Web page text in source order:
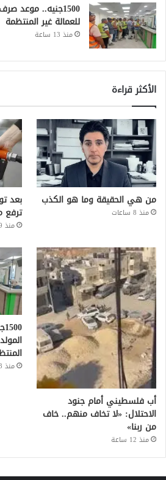
للعمالة غير المنتظمة
منذ 13 ساعة
الأكثر قراءة
من هي الحقيقة وما هو الكذب
منذ 8 ساعات
بعد
ترفع
منذ 9 ساعات
أب فلسطيني أمام جنود
الاحتلال: «لا تخاف منهم.. خاف
من ربنا»
منذ 12 ساعة
منذ 13 ساعة